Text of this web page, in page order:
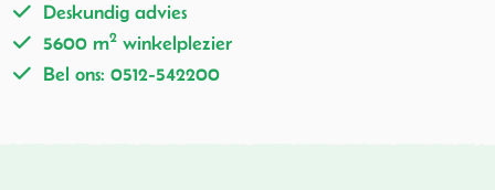
Deskundig advies
5600 m2 winkelplezier
Bel ons: 0512-542200